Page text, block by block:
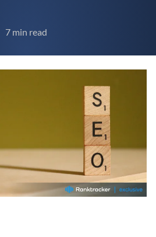
7 min read